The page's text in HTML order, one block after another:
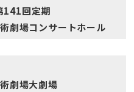
141回定期
場コンサートホール
劇場大劇場